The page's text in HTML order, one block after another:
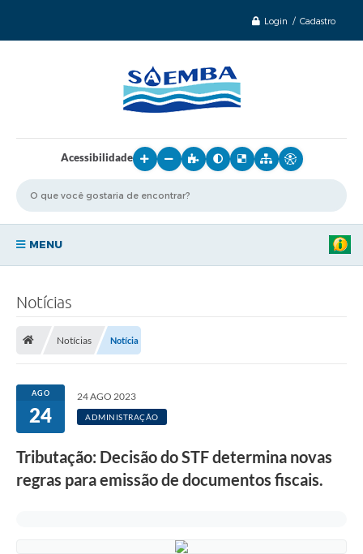
Login / Cadastro
Acessibilidade
MENU
Notícias
Editais
Obras
Diário Oficial
Notícias
Notícias Notícia
AGO
24
24 AGO 2023
ADMINISTRAÇÃO
Tributação: Decisão do STF determina novas
regras para emissão de documentos fiscais.